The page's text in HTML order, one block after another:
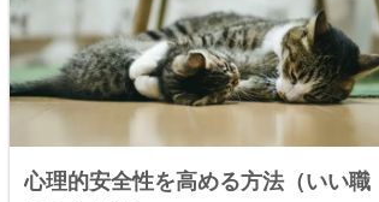
心理的安全性を高める方法（いい職